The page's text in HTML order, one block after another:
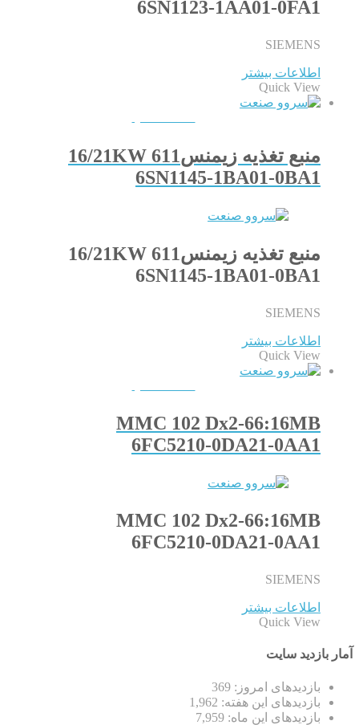
6SN1123-1AA01-0FA1
SIEMENS
اطلاعات بیشتر
Quick View
منبع تغذیه زیمنس611 16/21KW
6SN1145-1BA01-0BA1
منبع تغذیه زیمنس611 16/21KW
6SN1145-1BA01-0BA1
SIEMENS
اطلاعات بیشتر
Quick View
MMC 102 Dx2-66:16MB
6FC5210-0DA21-0AA1
MMC 102 Dx2-66:16MB
6FC5210-0DA21-0AA1
SIEMENS
اطلاعات بیشتر
Quick View
آمار بازدید سایت
بازدیدهای امروز: 369
بازدیدهای این هفته: 1,962
بازدیدهای این ماه: 7,959